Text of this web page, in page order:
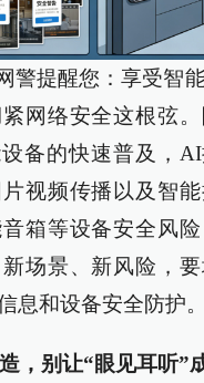
警提醒您：享受智
网络安全这根弦
备的快速普及，
视频传播以及智
箱等设备安全风险
场景、新风险，
息和设备安全防护。
，别让“眼见耳听”